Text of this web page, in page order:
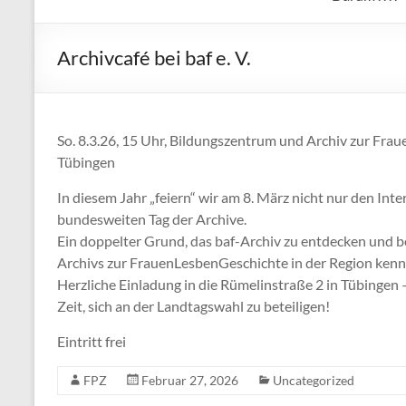
Archivcafé bei baf e. V.
So. 8.3.26, 15 Uhr, Bildungszentrum und Archiv zur
Tübingen
In diesem Jahr „feiern“ wir am 8. März nicht nur den
bundesweiten Tag der Archive.
Ein doppelter Grund, das baf-Archiv zu entdecken und
Archivs zur FrauenLesbenGeschichte in der Region
Herzliche Einladung in die Rümelinstraße 2 in
Zeit, sich an der Landtagswahl zu beteiligen!
Eintritt frei
FPZ Februar 27, 2026 Uncategorized